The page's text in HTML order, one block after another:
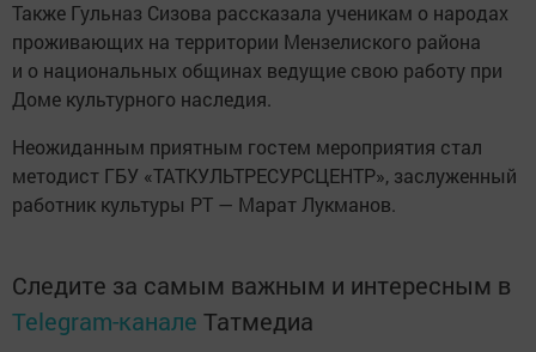
Также Гульназ Сизова рассказала ученикам о народах
проживающих на территории Мензелиского района
и о национальных общинах ведущие свою работу при
Доме культурного наследия.
Неожиданным приятным гостем мероприятия стал
методист ГБУ «ТАТКУЛЬТРЕСУРСЦЕНТР», заслуженный
работник культуры РТ — Марат Лукманов.
Следите за самым важным и интересным в
Telegram-канале Татмедиа